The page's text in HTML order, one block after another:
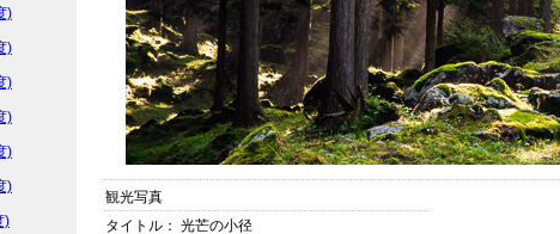
)
)
)
)
)
)
)
観光写真
タイトル： 光芒の小径